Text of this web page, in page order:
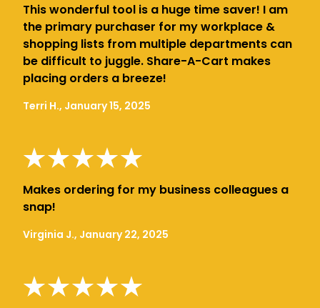
This wonderful tool is a huge time saver! I am
the primary purchaser for my workplace &
shopping lists from multiple departments can
be difficult to juggle. Share-A-Cart makes
placing orders a breeze!
Terri H., January 15, 2025
Makes ordering for my business colleagues a
snap!
Virginia J., January 22, 2025